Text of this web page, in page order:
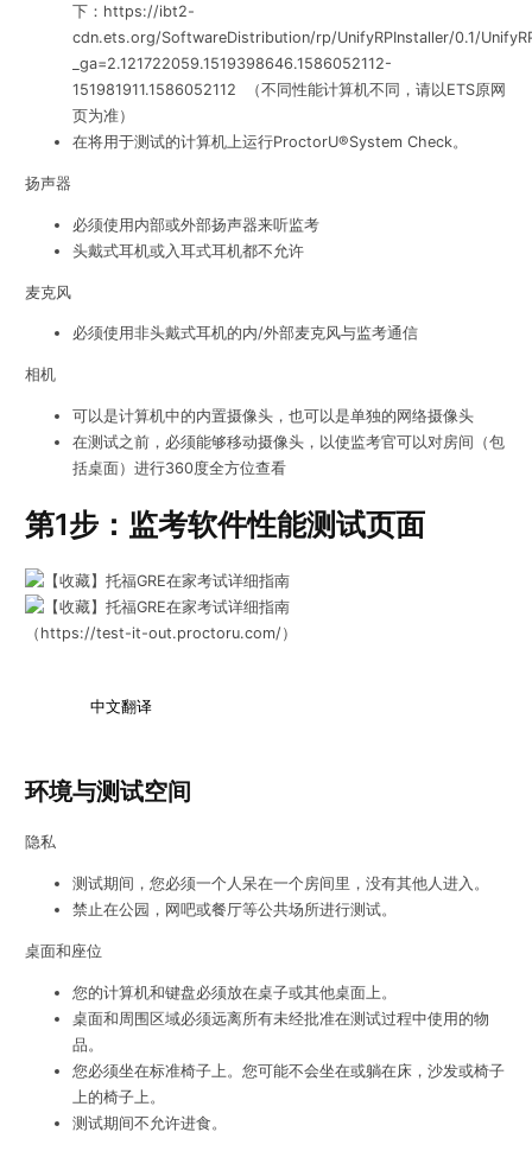
下：https://ibt2-
cdn.ets.org/SoftwareDistribution/rp/UnifyRPInstaller/0.1/
_ga=2.121722059.1519398646.1586052112-
151981911.1586052112 （不同性能计算机不同，请以ETS原网
页为准）
在将用于测试的计算机上运行ProctorU®System Check。
扬声器
必须使用内部或外部扬声器来听监考
头戴式耳机或入耳式耳机都不允许
麦克风
必须使用非头戴式耳机的内/外部麦克风与监考通信
相机
可以是计算机中的内置摄像头，也可以是单独的网络摄像头
在测试之前，必须能够移动摄像头，以使监考官可以对房间（包
括桌面）进行360度全方位查看
第1步：监考软件性能测试页面
（https://test-it-out.proctoru.com/）
中文翻译
环境与测试空间
隐私
测试期间，您必须一个人呆在一个房间里，没有其他人进入。
禁止在公园，网吧或餐厅等公共场所进行测试。
桌面和座位
您的计算机和键盘必须放在桌子或其他桌面上。
桌面和周围区域必须远离所有未经批准在测试过程中使用的物
品。
您必须坐在标准椅子上。您可能不会坐在或躺在床，沙发或椅子
上的椅子上。
测试期间不允许进食。